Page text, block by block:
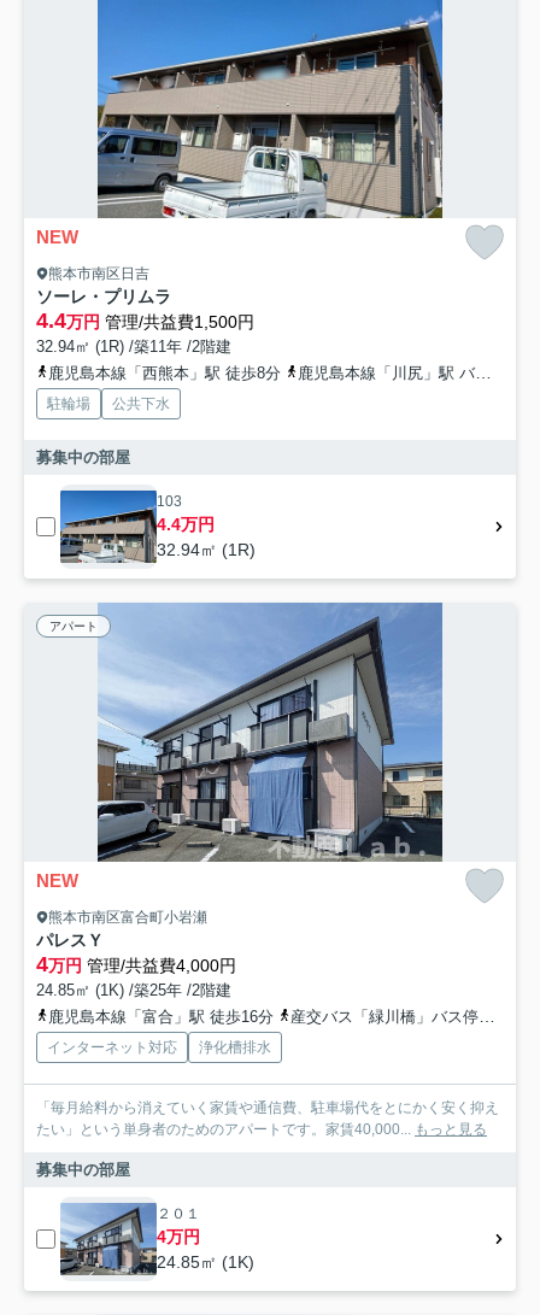
NEW
熊本市南区日吉
ソーレ・プリムラ
4.4万円 管理/共益費1,500円
32.94㎡ (1R) /築11年 /2階建
鹿児島本線「西熊本」駅 徒歩8分
鹿児島本線「川尻」駅 バス6分 「合志町」 停歩3分
駐輪場 公共下水
募集中の部屋
103
4.4万円
32.94㎡ (1R)
アパート
NEW
熊本市南区富合町小岩瀬
パレスＹ
4万円 管理/共益費4,000円
24.85㎡ (1K) /築25年 /2階建
鹿児島本線「富合」駅 徒歩16分
産交バス「緑川橋」バス停下車 徒歩4分
インターネット対応 浄化槽排水
「毎月給料から消えていく家賃や通信費、駐車場代をとにかく安く抑え
たい」という単身者のためのアパートです。家賃40,000... もっと見る
募集中の部屋
２０１
4万円
24.85㎡ (1K)